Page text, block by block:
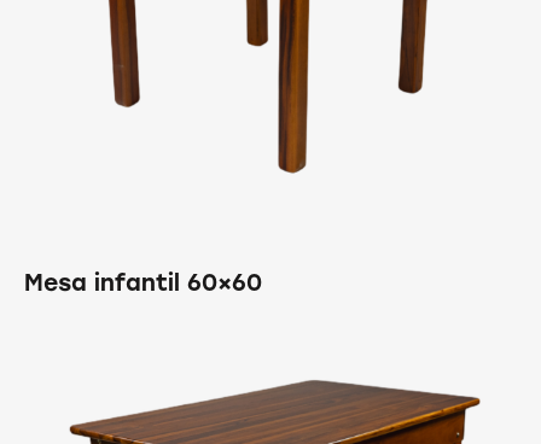
Mesa infantil 60×60